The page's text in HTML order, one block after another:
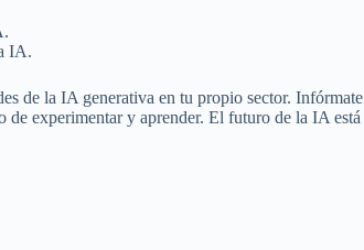
IA.
de la IA generativa en tu propio sector. Infórmate
de experimentar y aprender. El futuro de la IA está